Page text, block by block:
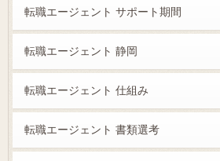
転職エージェント サポート期間
転職エージェント 静岡
転職エージェント 仕組み
転職エージェント 書類選考